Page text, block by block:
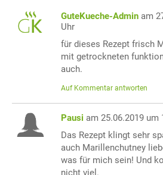
GuteKueche-Admin am
Uhr
für dieses Rezept frisch
mit getrockneten
auch.
Auf Kommentar antworten
Pausi am 25.06.2019 um
Das Rezept klingt sehr
auch Marillenchutney
was für mich sein! Und
nicht viel.